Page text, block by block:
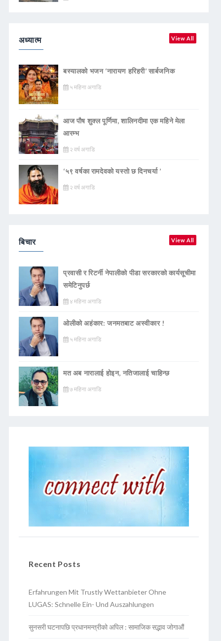
अध्यात्म View All
बस्यालको भजन ‘नारायण हरिहरी’ सार्बजनिक
५ महिना अगाडि
आज पौष शुक्ल पूर्णिमा, शालिनदीमा एक महिने मेला
आरम्भ
२ वर्ष अगाडि
‘५९ वर्षका रामदेवकाे यस्ताे छ दिनचर्या ’
२ वर्ष अगाडि
बिचार View All
प्रवासी र रिटर्नी नेपालीको पीडा सरकारको कार्यसूचीमा
समेटिनुपर्छ
४ महिना अगाडि
ओलीको अहंकार: जनमतबाट अस्वीकार !
५ महिना अगाडि
मत अब नारालाई होइन, नतिजालाई चाहिन्छ
७ महिना अगाडि
Recent Posts
Erfahrungen Mit Trustly Wettanbieter Ohne
LUGAS: Schnelle Ein- Und Auszahlungen
सुनसरी घटनापछि प्रधानमन्त्रीको अपिल : सामाजिक सद्भाव जोगाऔं